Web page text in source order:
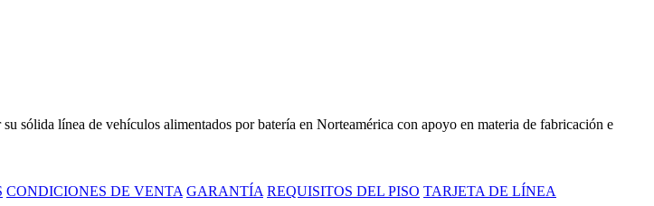
sólida línea de vehículos alimentados por batería en Norteamérica con apoyo en materia de fabricación e
CONDICIONES DE VENTA GARANTÍA REQUISITOS DEL PISO TARJETA DE LÍNEA